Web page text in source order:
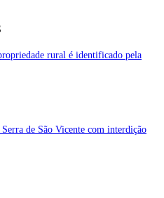
rural é identificado pela
de São Vicente com interdição